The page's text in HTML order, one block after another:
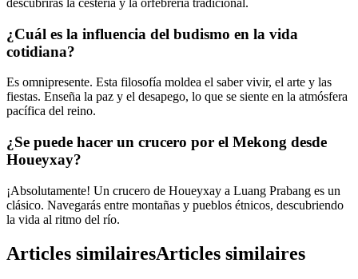
descubrirás la cestería y la orfebrería tradicional.
¿Cuál es la influencia del budismo en la vida
cotidiana?
Es omnipresente. Esta filosofía moldea el saber vivir, el arte y las
fiestas. Enseña la paz y el desapego, lo que se siente en la atmósfera
pacífica del reino.
¿Se puede hacer un crucero por el Mekong desde
Houeyxay?
¡Absolutamente! Un crucero de Houeyxay a Luang Prabang es un
clásico. Navegarás entre montañas y pueblos étnicos, descubriendo
la vida al ritmo del río.
Articles similairesArticles similaires